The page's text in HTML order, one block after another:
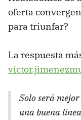
oferta
para triunfar?
La respuesta
Solo será
una buena